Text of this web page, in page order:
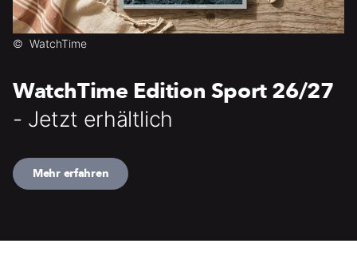
© WatchTime
WatchTime Edition Sport 26/27
- Jetzt erhältlich
Mehr erfahren